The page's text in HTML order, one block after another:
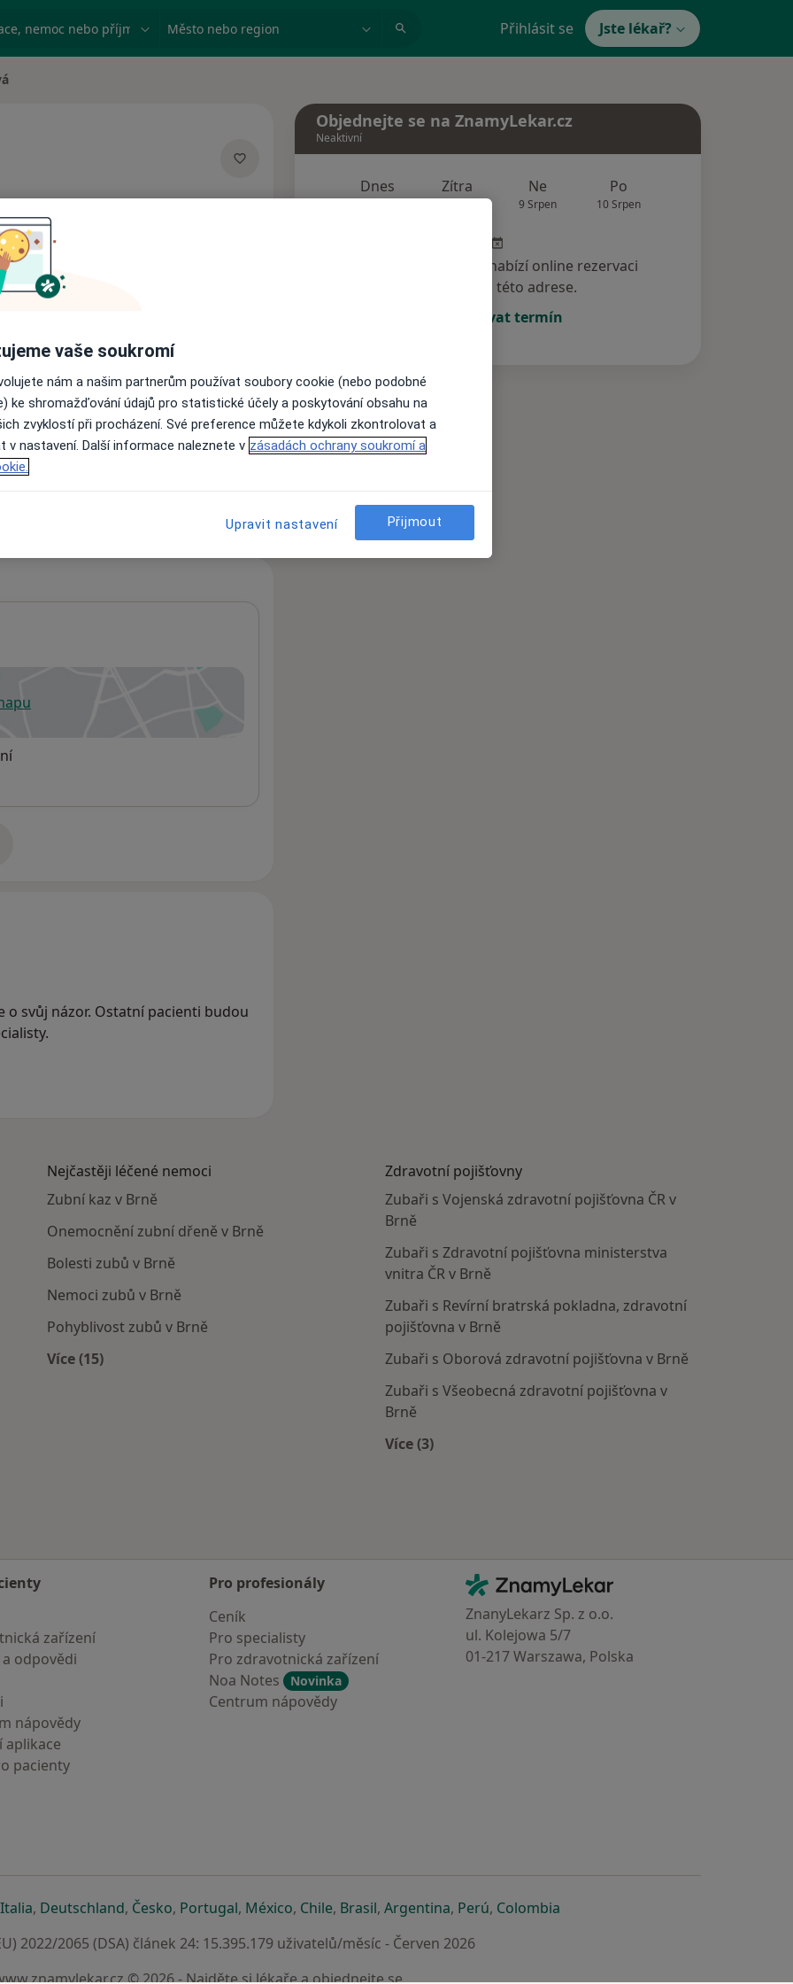
nemoc nebo příjmení Město nebo region Přihlásit se Jste lékař?
Rezervovat termín
Názory pacientů
nejsou k dispozici
informace o svých službách.
v nové záložce
o svůj názor. Ostatní pacienti budou
Objednejte se na ZnamyLekar.cz
Neaktivní
Dnes Zítra Ne
9 Srpen
Po
10 Srpen
Tento specialista nenabízí online rezervaci
termínu na této adrese.
Rezervovat termín
Nejčastěji léčené nemoci
Zubní kaz v Brně
Onemocnění zubní dřeně v Brně
Bolesti zubů v Brně
Nemoci zubů v Brně
Pohyblivost zubů v Brně
Více (15)
Zdravotní pojišťovny
Zubaři s Vojenská zdravotní pojišťovna ČR v
Brně
Zubaři s Zdravotní pojišťovna ministerstva
vnitra ČR v Brně
Zubaři s Revírní bratrská pokladna, zdravotní
pojišťovna v Brně
Zubaři s Oborová zdravotní pojišťovna v Brně
Zubaři s Všeobecná zdravotní pojišťovna v
Brně
Více (3)
zařízení
odpovědi
nápovědy
aplikace
pacienty
Pro profesionály
Ceník
Pro specialisty
Pro zdravotnická zařízení
Noa Notes
Novinka
Centrum nápovědy
Kontakt
ZnamyLekar - Hlavní stránka
ZnanyLekarz Sp. z o.o.
ul. Kolejowa 5/7
01-217 Warszawa, Polska
nové záložce
otevře v nové záložce
Italiase otevře v nové záložce
, Deutschlandse otevře v nové záložce
, Českose otevře v nové záložce
, Portugalse otevře v nové záložce
, Méxicose otevře v nové záložce
, Chilese otevře v nové záložce
, Brasilse otevře v nové záložce
, Argentinase otevře v nové záložce
, Perúse otevře v nové záložce
, Colombiase otevře v nové záložce
2022/2065 (DSA) článek 24: 15.395.179 uživatelů/měsíc - Červen 2026
© 2026 - Najděte si lékaře a objednejte se
vaše soukromí
nám a našim partnerům používat soubory cookie (nebo podobné
ke shromažďování údajů pro statistické účely a poskytování obsahu na
zvyklostí při procházení. Své preference můžete kdykoli zkontrolovat a
v nastavení. Další informace naleznete v zásadách ochrany soukromí a
Upravit nastavení Přijmout